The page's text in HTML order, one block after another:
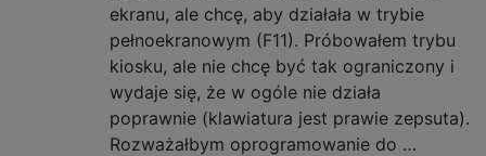
ekranu, ale chcę, aby działała w trybie
pełnoekranowym (F11). Próbowałem trybu
kiosku, ale nie chcę być tak ograniczony i
wydaje się, że w ogóle nie działa
poprawnie (klawiatura jest prawie zepsuta).
Rozważałbym oprogramowanie do …